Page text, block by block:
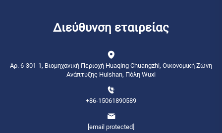
Διεύθυνση εταιρείας
Αρ. 6-301-1, Βιομηχανική Περιοχή Huaqing Chuangzhi, Οικονομική Ζώνη
Ανάπτυξης Huishan, Πόλη Wuxi
+86-15061890589
[email protected]